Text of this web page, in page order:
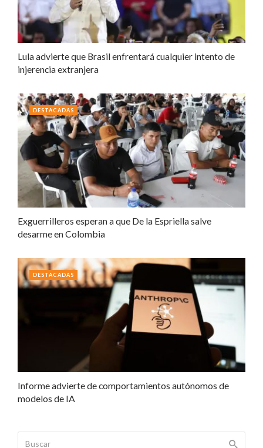
Lula advierte que Brasil enfrentará cualquier intento de
injerencia extranjera
Exguerrilleros esperan a que De la Espriella salve
desarme en Colombia
DESTACADAS
Informe advierte de comportamientos autónomos de
modelos de IA
DESTACADAS